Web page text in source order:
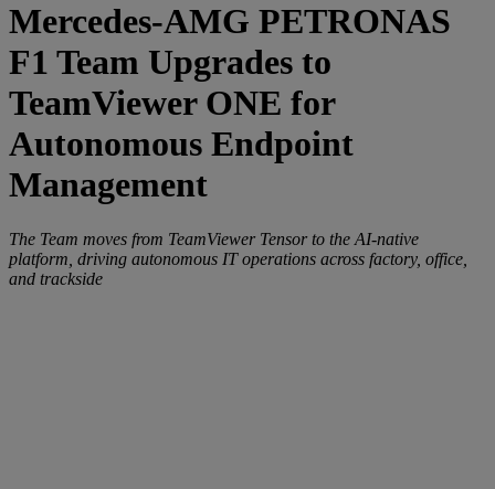
Mercedes-AMG PETRONAS
F1 Team Upgrades to
TeamViewer ONE for
Autonomous Endpoint
Management
The Team moves from TeamViewer Tensor to the AI-native
platform, driving autonomous IT operations across factory, office,
and trackside